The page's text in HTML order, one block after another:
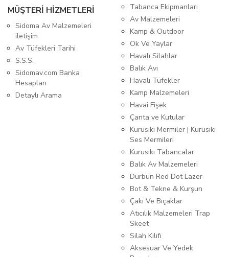
MÜŞTERİ HİZMETLERİ
Sidoma Av Malzemeleri
iletişim
Av Tüfekleri Tarihi
S.S.S.
Sidomav.com Banka
Hesapları
Detaylı Arama
Tabanca Ekipmanları
Av Malzemeleri
Kamp & Outdoor
Ok Ve Yaylar
Havalı Silahlar
Balık Avı
Havalı Tüfekler
Kamp Malzemeleri
Havai Fişek
Çanta ve Kutular
Kurusıkı Mermiler | Kurusıkı
Ses Mermileri
Kurusıkı Tabancalar
Balık Av Malzemeleri
Dürbün Red Dot Lazer
Bot & Tekne & Kurşun
Çakı Ve Bıçaklar
Atıcılık Malzemeleri Trap
Skeet
Silah Kılıfı
Aksesuar Ve Yedek